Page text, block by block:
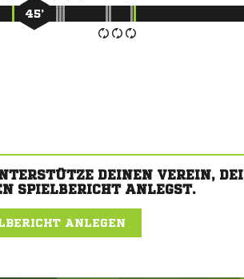
45’
DEINEN VEREIN,
SPIELBERICHT ANLEGST.
ANLEGEN